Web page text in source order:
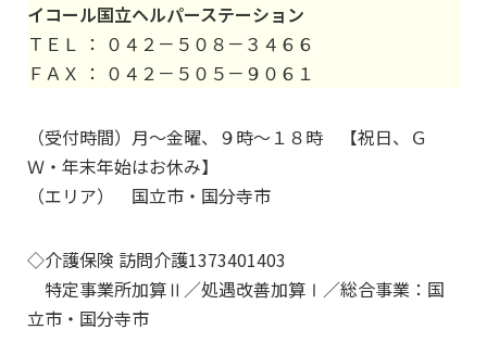
イコール国立ヘルパーステーション
ＴＥＬ ： ０４２－５０８－３４６６
ＦＡＸ ： ０４２－５０５－９０６１
（受付時間）月～金曜、９時～１８時 【祝日、Ｇ
Ｗ・年末年始はお休み】
（エリア） 国立市・国分寺市
◇介護保険 訪問介護1373401403
特定事業所加算Ⅱ／処遇改善加算Ⅰ／総合事業：国
立市・国分寺市